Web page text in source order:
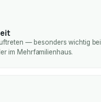
— besonders wichtig bei
im Mehrfamilienhaus.